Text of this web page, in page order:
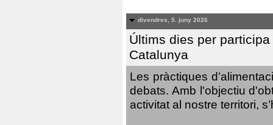
divendres, 5. juny 2026
Últims dies per
Catalunya
Les pràctiques
debats. Amb l'objectiu
activitat al nostre territori,